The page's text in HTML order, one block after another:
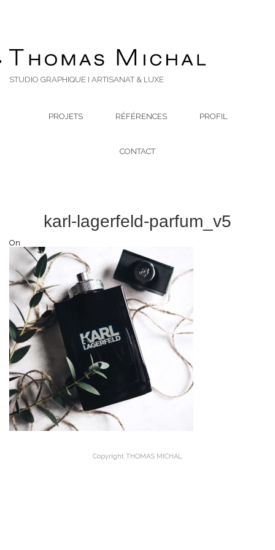
STUDIO GRAPHIQUE I ARTISANAT & LUXE
PROJETS RÉFÉRENCES PROFIL
CONTACT
karl-lagerfeld-parfum_v5
On
Copyright THOMAS MICHAL